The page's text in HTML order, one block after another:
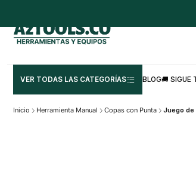
VER TODAS LAS CATEGORÍAS BLOG🚚 SIGUE
Inicio Herramienta Manual Copas con Punta Juego de